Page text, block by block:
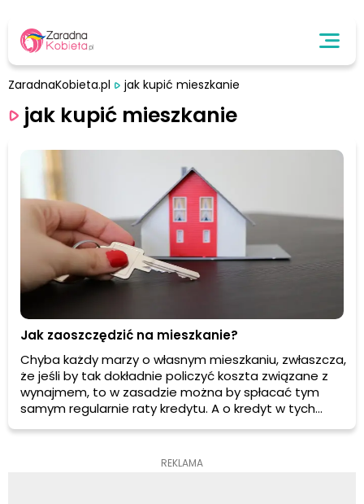
ZaradnaKobieta.pl jak kupić mieszkanie
jak kupić mieszkanie
Jak zaoszczędzić na mieszkanie?
Chyba każdy marzy o własnym mieszkaniu, zwłaszcza,
że jeśli by tak dokładnie policzyć koszta związane z
wynajmem, to w zasadzie można by spłacać tym
samym regularnie raty kredytu. A o kredyt w tych
czasach wcale nie trudno!
REKLAMA